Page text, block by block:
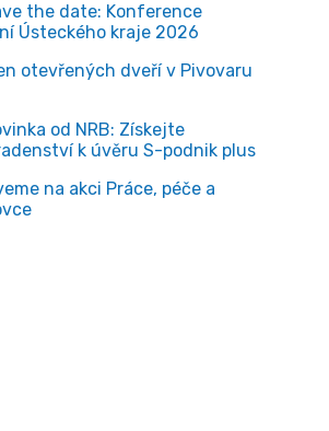
the date: Konference
Ústeckého kraje 2026
otevřených dveří v Pivovaru
od NRB: Získejte
k úvěru S-podnik plus
na akci Práce, péče a